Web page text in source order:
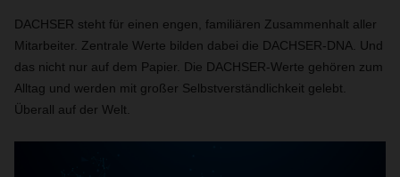
DACHSER steht für einen engen, familiären Zusammenhalt aller
Mitarbeiter. Zentrale Werte bilden dabei die DACHSER-DNA. Und
das nicht nur auf dem Papier. Die DACHSER-Werte gehören zum
Alltag und werden mit großer Selbstverständlichkeit gelebt.
Überall auf der Welt.